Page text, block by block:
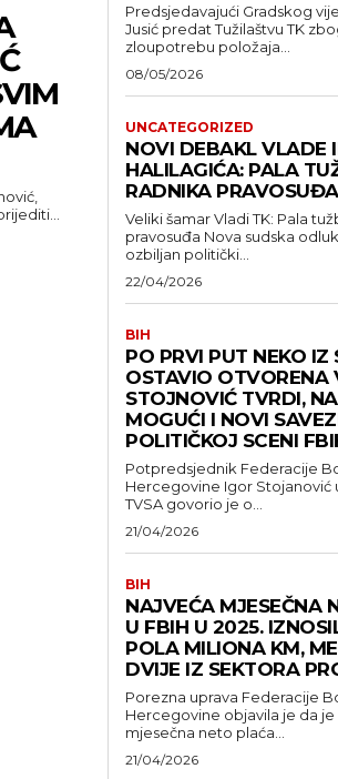
Predsjedavajući Gradskog
Jusić predat Tužilaštvu TK
zloupotrebu položaja...
08/05/2026
UNCATEGORIZED
NOVI DEBAKL VLADE
HALILAGIĆA: PALA
RADNIKA PRAVOSUĐA
Veliki šamar Vladi TK: Pala
pravosuđa Nova sudska odluka predstavlja
ozbiljan politički...
22/04/2026
BIH
PO PRVI PUT NEKO IZ
OSTAVIO OTVORENA
STOJNOVIĆ TVRDI,
MOGUĆI I NOVI
POLITIČKOJ SCENI
Potpredsjednik Federacije
Hercegovine Igor Stojanović
TVSA govorio je o...
21/04/2026
BIH
NAJVEĆA MJESEČNA
U FBIH U 2025.
POLA MILIONA KM,
DVIJE IZ SEKTORA
Porezna uprava Federacije
Hercegovine objavila je da je
mjesečna neto plaća...
21/04/2026